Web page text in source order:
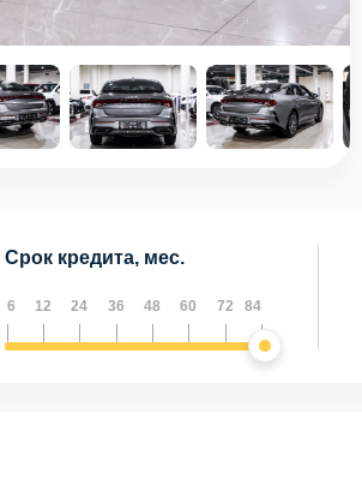
Срок кредита, мес.
6 12 24 36 48 60 72 84